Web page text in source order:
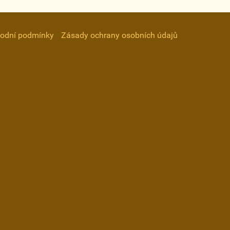
podmínky Zásady ochrany osobních údajů